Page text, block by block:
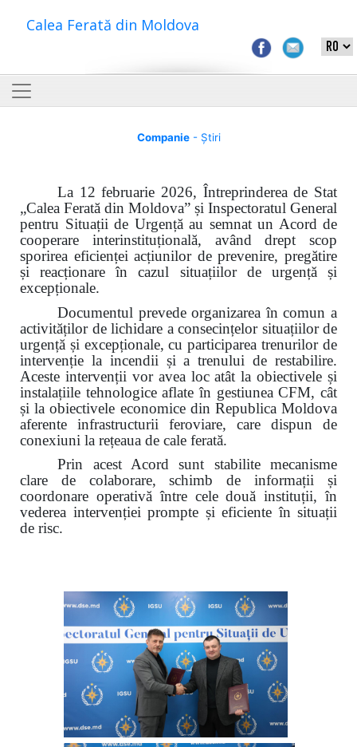
Calea Ferată din Moldova
Companie- Știri
La 12 februarie 2026, Întreprinderea de Stat
„Calea Ferată din Moldova” și Inspectoratul General
pentru Situații de Urgență au semnat un Acord de
cooperare interinstituțională, având drept scop
sporirea eficienței acțiunilor de prevenire, pregătire
și reacționare în cazul situațiilor de urgență și
excepționale.
Documentul prevede organizarea în comun a
activităților de lichidare a consecințelor situațiilor de
urgență și excepționale, cu participarea trenurilor de
intervenție la incendii și a trenului de restabilire.
Aceste intervenții vor avea loc atât la obiectivele și
instalațiile tehnologice aflate în gestiunea CFM, cât
și la obiectivele economice din Republica Moldova
aferente infrastructurii feroviare, care dispun de
conexiuni la rețeaua de cale ferată.
Prin acest Acord sunt stabilite mecanisme
clare de colaborare, schimb de informații și
coordonare operativă între cele două instituții, în
vederea intervenției prompte și eficiente în situații
de risc.